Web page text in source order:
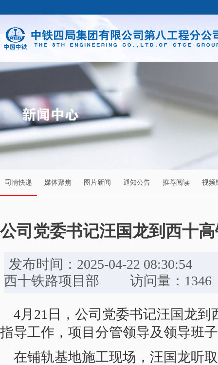
司情快递 媒体聚焦 图片新闻 通知公告 推荐阅读 视频
公司党委书记汪国龙到西十
发布时间：2025-04-22
西十铁路项目部 访问量：1346
4月21日，公司党委书记汪国龙
指导工作，项目分管领导及领导班
在铺轨基地施工现场，汪国龙听